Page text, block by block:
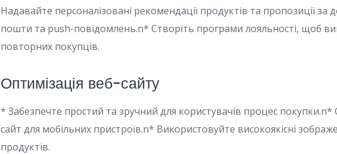
Надавайте персоналізовані рекомендації продуктів та пропозиції
пошти та push-повідомлень.n* Створіть програми лояльності, щоб
повторних покупців.
Оптимізація веб-сайту
* Забезпечте простий та зручний для користувачів процес покупки.n*
сайт для мобільних пристроїв.n* Використовуйте високоякісні
продуктів.